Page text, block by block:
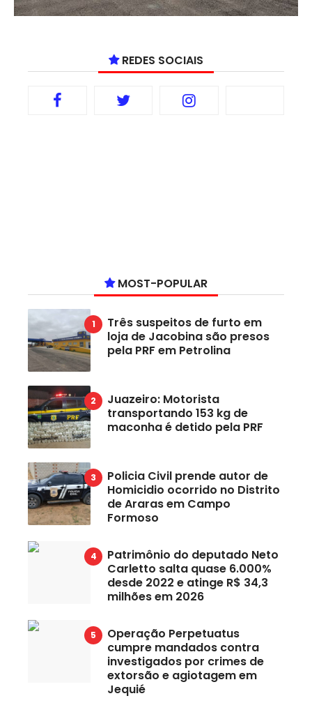
REDES SOCIAIS
MOST-POPULAR
Três suspeitos de furto em
loja de Jacobina são presos
pela PRF em Petrolina
Juazeiro: Motorista
transportando 153 kg de
maconha é detido pela PRF
Policia Civil prende autor de
Homicidio ocorrido no Distrito
de Araras em Campo
Formoso
Patrimônio do deputado Neto
Carletto salta quase 6.000%
desde 2022 e atinge R$ 34,3
milhões em 2026
Operação Perpetuatus
cumpre mandados contra
investigados por crimes de
extorsão e agiotagem em
Jequié